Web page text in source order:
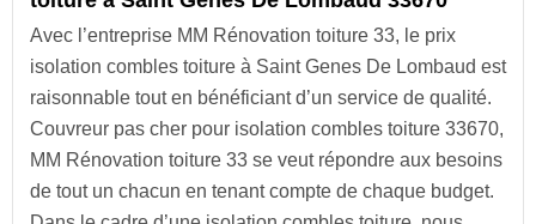
Avec l’entreprise MM Rénovation toiture 33, le prix
isolation combles toiture à Saint Genes De Lombaud est
raisonnable tout en bénéficiant d’un service de qualité.
Couvreur pas cher pour isolation combles toiture 33670,
MM Rénovation toiture 33 se veut répondre aux besoins
de tout un chacun en tenant compte de chaque budget.